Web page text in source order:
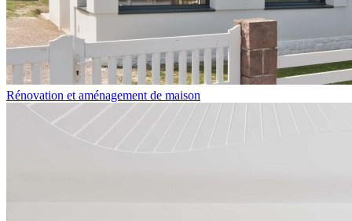
Rénovation et aménagement de maison